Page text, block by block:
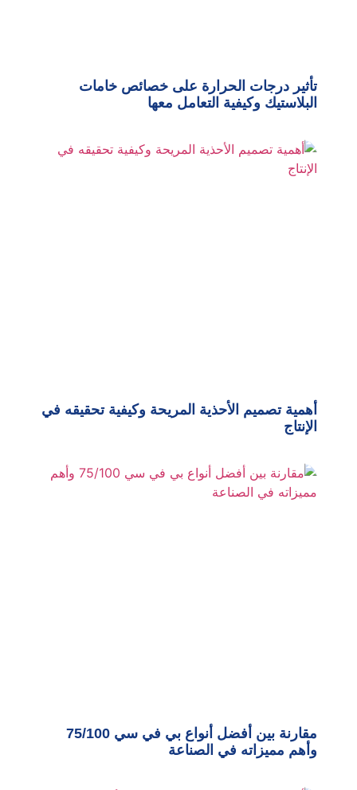
تأثير درجات الحرارة على خصائص خامات
البلاستيك وكيفية التعامل معها
أهمية تصميم الأحذية المريحة وكيفية تحقيقه في
الإنتاج
مقارنة بين أفضل أنواع بي في سي 75/100
وأهم مميزاته في الصناعة